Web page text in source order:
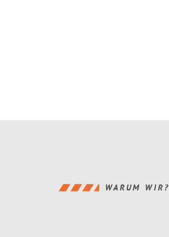
WARUM WIR?